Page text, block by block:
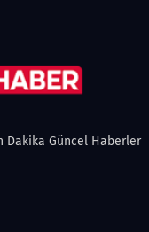
Dakika Güncel Haberler